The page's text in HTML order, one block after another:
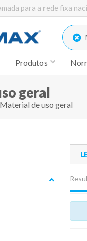
para a rede fixa
Produtos
geral
Material de uso geral